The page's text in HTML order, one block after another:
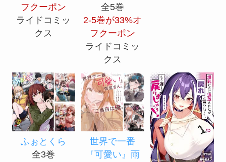
フクーポン
ライドコミッ
クス
全5巻
2-5巻が33%オ
フクーポン
ライドコミッ
クス
ふぉとくら
全3巻
世界で一番
『可愛い』雨